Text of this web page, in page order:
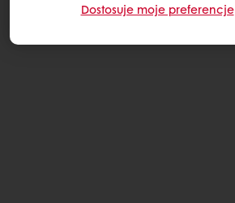
Dostosuje moje preferencje